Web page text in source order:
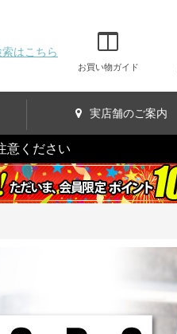
はこちら
お買い物ガイド
実店舗のご案内
意ください